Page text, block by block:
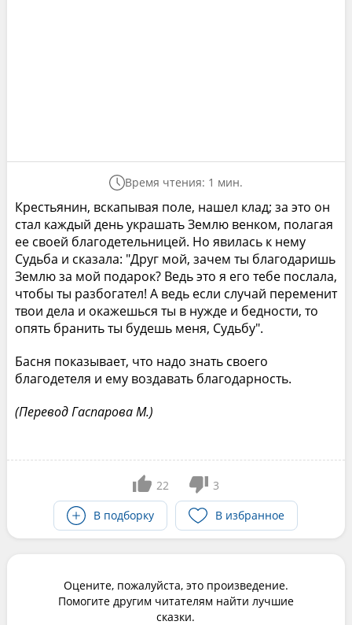
Время чтения: 1 мин.
Крестьянин, вскапывая поле, нашел клад; за это он
стал каждый день украшать Землю венком, полагая
ее своей благодетельницей. Но явилась к нему
Судьба и сказала: "Друг мой, зачем ты благодаришь
Землю за мой подарок? Ведь это я его тебе послала,
чтобы ты разбогател! А ведь если случай переменит
твои дела и окажешься ты в нужде и бедности, то
опять бранить ты будешь меня, Судьбу".
Басня показывает, что надо знать своего
благодетеля и ему воздавать благодарность.
(Перевод Гаспарова М.)
22
3
В подборку
В избранное
Оцените, пожалуйста, это произведение.
Помогите другим читателям найти лучшие
сказки.